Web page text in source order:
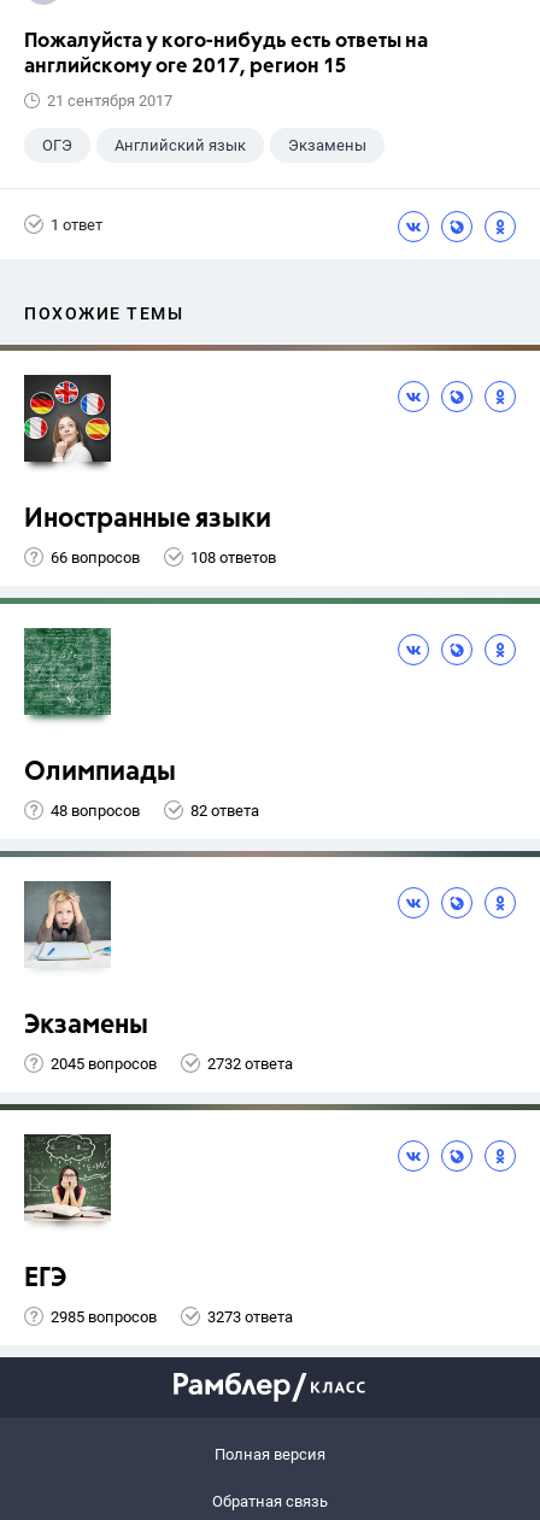
Пожалуйста у кого-нибудь есть ответы на
английскому оге 2017, регион 15
21 сентября 2017
ОГЭ Английский язык Экзамены
1 ответ
ПОХОЖИЕ ТЕМЫ
Иностранные языки
66 вопросов 108 ответов
Олимпиады
48 вопросов 82 ответа
Экзамены
2045 вопросов 2732 ответа
ЕГЭ
2985 вопросов 3273 ответа
Полная версия
Обратная связь